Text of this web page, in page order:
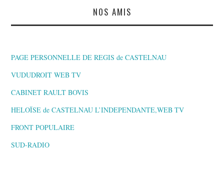
NOS AMIS
PAGE PERSONNELLE DE REGIS de CASTELNAU
VUDUDROIT WEB TV
CABINET RAULT BOVIS
HELOÏSE de CASTELNAU L’INDEPENDANTE,WEB TV
FRONT POPULAIRE
SUD-RADIO